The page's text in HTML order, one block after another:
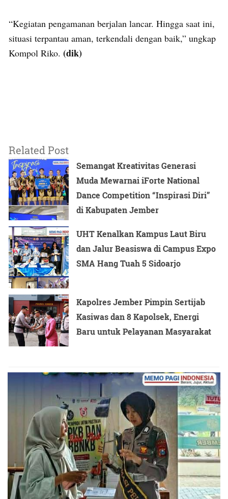
“Kegiatan pengamanan berjalan lancar. Hingga saat ini,
situasi terpantau aman, terkendali dengan baik,” ungkap
Kompol Riko. (dik)
Related Post
Semangat Kreativitas Generasi
Muda Mewarnai iForte National
Dance Competition “Inspirasi Diri”
di Kabupaten Jember
UHT Kenalkan Kampus Laut Biru
dan Jalur Beasiswa di Campus Expo
SMA Hang Tuah 5 Sidoarjo
Kapolres Jember Pimpin Sertijab
Kasiwas dan 8 Kapolsek, Energi
Baru untuk Pelayanan Masyarakat